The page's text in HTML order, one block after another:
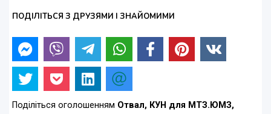
ПОДІЛІТЬСЯ З ДРУЗЯМИ І ЗНАЙОМИМИ
Поділіться оголошенням Отвал, КУН для МТЗ.ЮМЗ,